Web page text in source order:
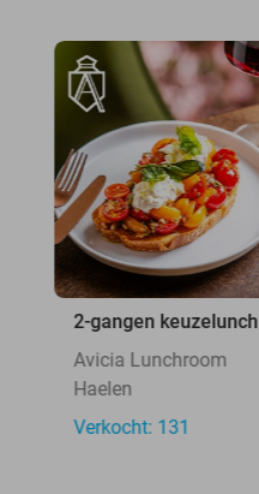
2-gangen keuzelunch
Avicia Lunchroom
Haelen
Verkocht: 131